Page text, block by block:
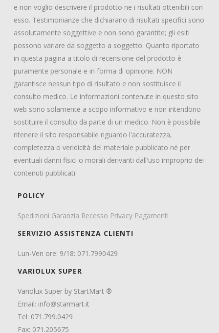
e non voglio descrivere il prodotto ne i risultati ottenibili con
esso. Testimonianze che dichiarano di risultati specifici sono
assolutamente soggettive e non sono garantite; gli esiti
possono variare da soggetto a soggetto. Quanto riportato
in questa pagina a titolo di recensione del prodotto è
puramente personale e in forma di opinione. NON
garantisce nessun tipo di risultato e non sostituisce il
consulto medico. Le informazioni contenute in questo sito
web sono solamente a scopo informativo e non intendono
sostituire il consulto da parte di un medico. Non è possibile
ritenere il sito responsabile riguardo l'accuratezza,
completezza o veridicità del materiale pubblicato né per
eventuali danni fisici o morali derivanti dall'uso improprio dei
contenuti pubblicati.
POLICY
Spedizioni Garanzia Recesso Privacy Pagamenti
SERVIZIO ASSISTENZA CLIENTI
Lun-Ven ore: 9/18: 071.7990429
VARIOLUX SUPER
Variolux Super by StartMart ®
Email: info@starmart.it
Tel: 071.799.0429
Fax: 071.205675